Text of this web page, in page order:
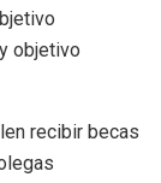
objetivo
recibir becas